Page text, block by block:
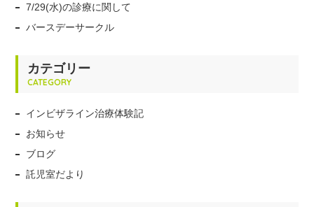
7/29(水)の診療に関して
バースデーサークル
カテゴリー
CATEGORY
インビザライン治療体験記
お知らせ
ブログ
託児室だより